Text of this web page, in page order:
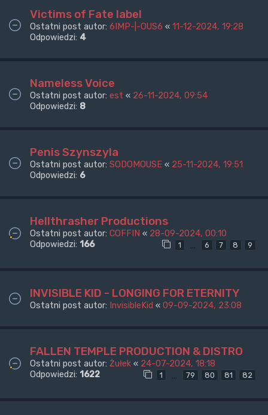
Victims of Fate label
Ostatni post autor: 6IMP-|-OUS6 « 11-12-2024, 19:28
Odpowiedzi: 4
Nameless Voice
Ostatni post autor: est « 26-11-2024, 09:54
Odpowiedzi: 8
Penis Szynszyla
Ostatni post autor: SODOMOUSE « 25-11-2024, 19:51
Odpowiedzi: 6
Hellthrasher Productions
Ostatni post autor: COFFIN « 28-09-2024, 00:10
Odpowiedzi: 166 1 … 6 7 8 9
INVISIBLE KID - LONGING FOR ETERNITY
Ostatni post autor: InvisibleKid « 09-09-2024, 23:08
FALLEN TEMPLE PRODUCTION & DISTRO
Ostatni post autor: Żułek « 24-07-2024, 18:18
Odpowiedzi: 1622 1 79 80 81 82